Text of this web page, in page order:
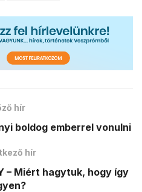
hír
boldog emberrel vonulni
hír
– Miért hagytuk, hogy így